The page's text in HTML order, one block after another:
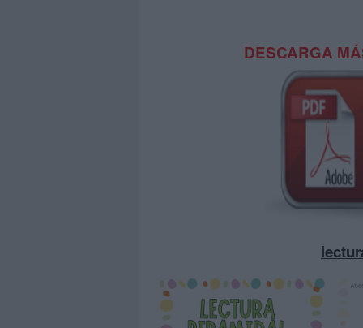
DESCARGA